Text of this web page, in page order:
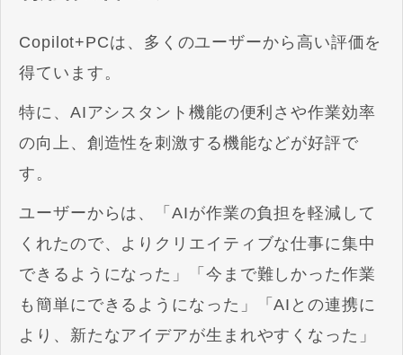
Copilot+PCは、多くのユーザーから高い評価を
得ています。
特に、AIアシスタント機能の便利さや作業効率
の向上、創造性を刺激する機能などが好評で
す。
ユーザーからは、「AIが作業の負担を軽減して
くれたので、よりクリエイティブな仕事に集中
できるようになった」「今まで難しかった作業
も簡単にできるようになった」「AIとの連携に
より、新たなアイデアが生まれやすくなった」